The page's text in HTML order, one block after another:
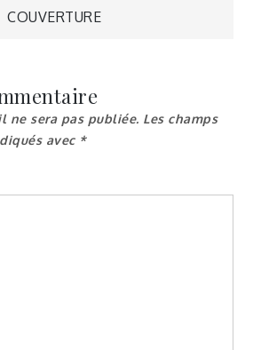
COUVERTURE
ne sera pas publiée. Les champs
avec *